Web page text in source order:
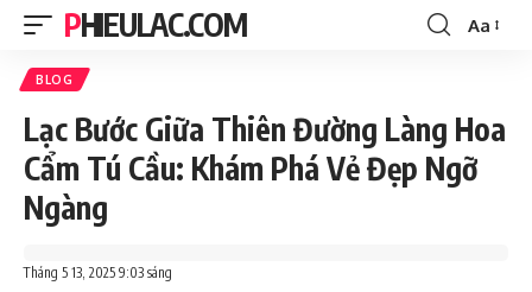
PHIEULAC.COM
Font
Aa
BLOG
Lạc Bước Giữa Thiên Đường Làng Hoa
Cẩm Tú Cầu: Khám Phá Vẻ Đẹp Ngỡ
Ngàng
Tháng 5 13, 2025 9:03 sáng